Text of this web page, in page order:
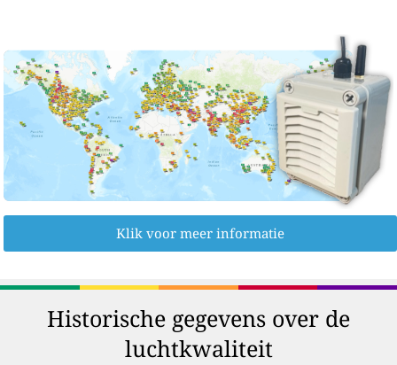
Klik voor meer informatie
Historische gegevens over de
luchtkwaliteit